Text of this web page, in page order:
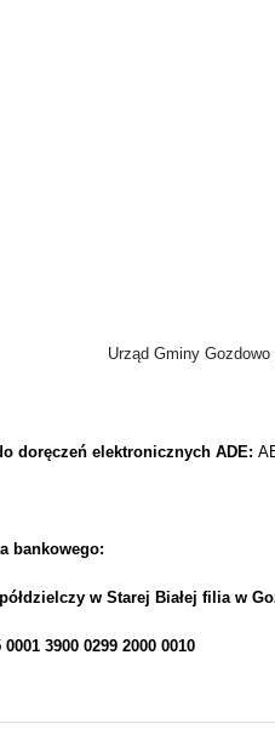
Urząd Gminy
doręczeń elektronicznych ADE:
bankowego:
w Starej Białej filia w
0001 3900 0299 2000 0010